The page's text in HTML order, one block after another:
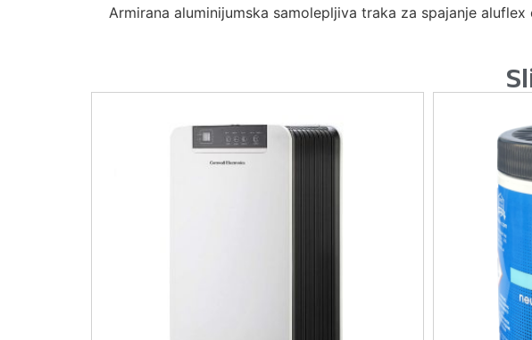
Armirana aluminijumska samolepljiva traka za spajanje